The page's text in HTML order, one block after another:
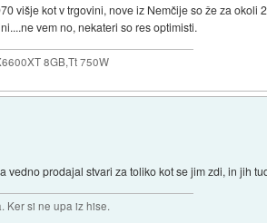
višje kot v trgovini, nove iz Nemčije so že za
vem no, nekateri so res optimisti.
8GB,Tt 750W
vedno prodajal stvari za toliko kot se jim zdi, in jih
Ker si ne upa iz hise.